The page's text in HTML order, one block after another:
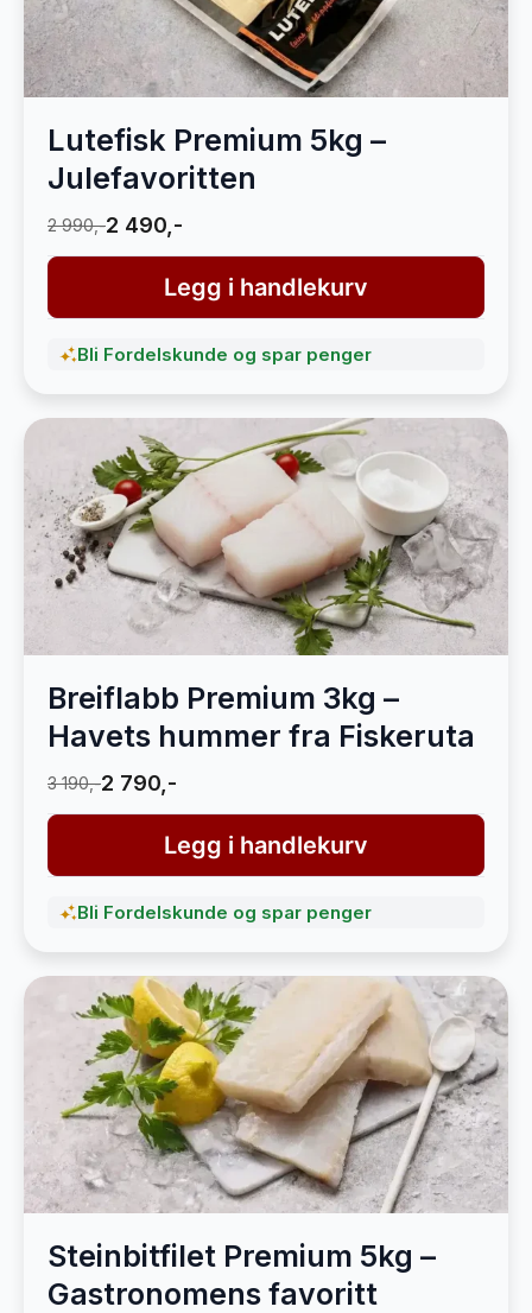
Lutefisk Premium 5kg –
Julefavoritten
2 990,-2 490,-
Legg i handlekurv
Bli Fordelskunde og spar penger
Breiflabb Premium 3kg –
Havets hummer fra Fiskeruta
3 190,-2 790,-
Legg i handlekurv
Bli Fordelskunde og spar penger
Steinbitfilet Premium 5kg –
Gastronomens favoritt